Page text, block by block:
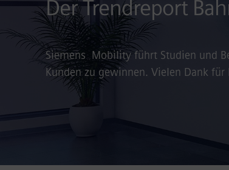
Der Trendreport
Siemens Mobility führt Studien und
Kunden zu gewinnen. Vielen Dank